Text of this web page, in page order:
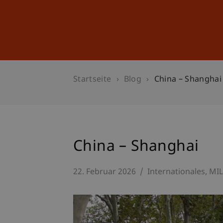
Startseite Blog China – Shanghai
China – Shanghai
22. Februar 2026 Internationales